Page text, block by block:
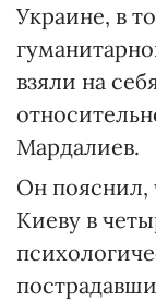
Украине, в
взяли на
Мардалиев.
Он пояснил,
Киеву в